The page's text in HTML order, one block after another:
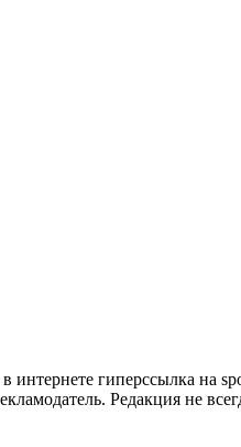
гиперссылка на
Редакция не